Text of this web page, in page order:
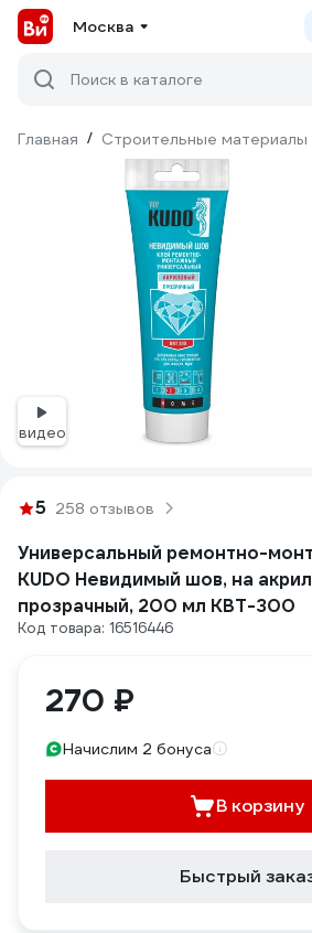
Москва
Поиск в каталоге
Главная / Строительные материалы
видео
5 258 отзывов
Универсальный ремонтно-
KUDO Невидимый шов, на
прозрачный, 200 мл KBT-300
Код товара: 16516446
270 ₽
Начислим 2 бонуса
В корзину
Быстрый